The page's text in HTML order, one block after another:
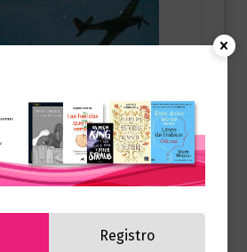
Registro